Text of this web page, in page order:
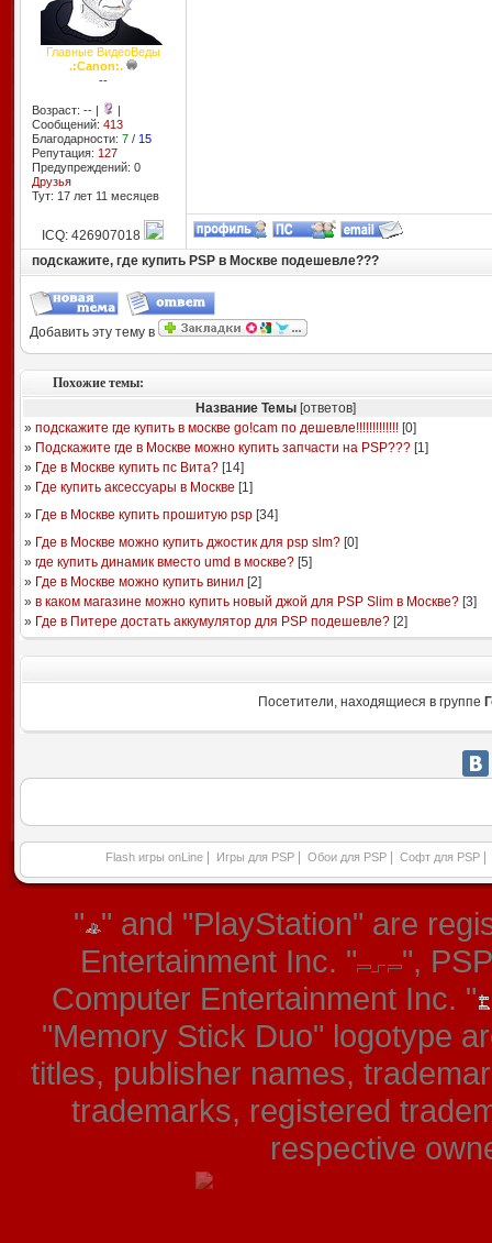
Главные ВидеоВеды
.:Canon:.
--
Возраст: -- |
|
Сообщений: 413
Благодарности: 7/ 15
Репутация: 127
Предупреждений: 0
Друзья
Тут: 17 лет 11 месяцев
ICQ: 426907018
подскажите, где купить PSP в Москве подешевле???
Добавить эту тему в
Похожие темы:
Название Темы [ответов]
» подскажите где купить в москве go!cam по дешевле!!!!!!!!!!!!![0]
» Подскажите где в Москве можно купить запчасти на PSP???[1]
» Где в Москве купить пс Вита?[14]
» Где купить аксессуары в Москве [1]
» Где в Москве купить прошитую psp[34]
» Где в Москве можно купить джостик для psp slm?[0]
» где купить динамик вместо umd в москве?[5]
» Где в Москве можно купить винил[2]
» в каком магазине можно купить новый джой для PSP Slim в Москве?[3]
» Где в Питере достать аккумулятор для PSP подешевле?[2]
Посетители, находящиеся в группе
Flash игры onLine Игры для PSP Обои для PSP Софт для PSP
" " and "PlayStation" are
Entertainment Inc. "
",
Computer Entertainment Inc. "
"Memory Stick Duo" logotype
titles, publisher names,
trademarks, registered
respective